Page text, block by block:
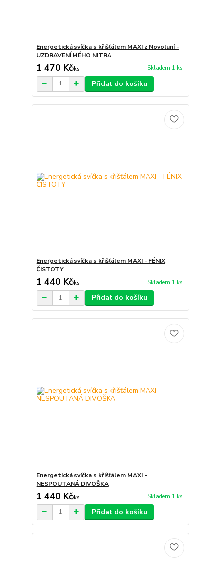
Energetická svíčka s křišťálem MAXI z Novoluní -
UZDRAVENÍ MÉHO NITRA
1 470 Kč/ks Skladem 1 ks
Přidat do košíku
Energetická svíčka s křišťálem MAXI - FÉNIX
ČISTOTY
1 440 Kč/ks Skladem 1 ks
Přidat do košíku
Energetická svíčka s křišťálem MAXI -
NESPOUTANÁ DIVOŠKA
1 440 Kč/ks Skladem 1 ks
Přidat do košíku